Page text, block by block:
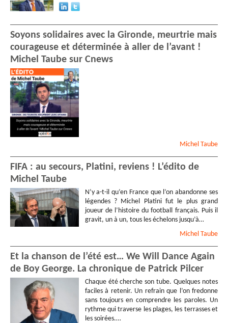
Soyons solidaires avec la Gironde, meurtrie mais
courageuse et déterminée à aller de l’avant !
Michel Taube sur Cnews
Michel Taube
FIFA : au secours, Platini, reviens ! L’édito de
Michel Taube
N’y a-t-il qu’en France que l’on abandonne ses
légendes ? Michel Platini fut le plus grand
joueur de l’histoire du football français. Puis il
gravit, un à un, tous les échelons jusqu’à…
Michel Taube
Et la chanson de l’été est… We Will Dance Again
de Boy George. La chronique de Patrick Pilcer
Chaque été cherche son tube. Quelques notes
faciles à retenir. Un refrain que l’on fredonne
sans toujours en comprendre les paroles. Un
rythme qui traverse les plages, les terrasses et
les soirées.…